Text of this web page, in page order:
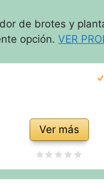
de brotes y
opción. VER
Ver más